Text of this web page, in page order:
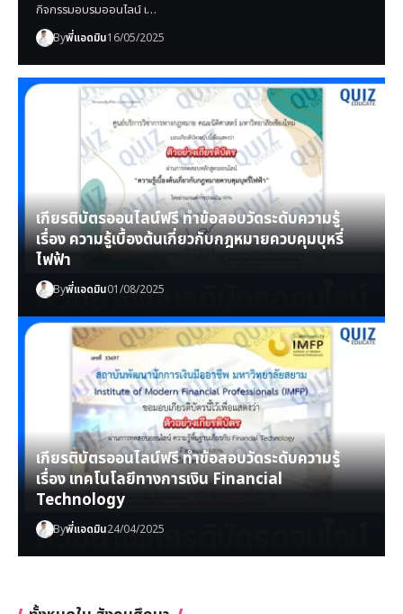
กิจกรรมอบรมออนไลน์ เ…
Byพี่แอดมิน16/05/2025
เกียรติบัตรออนไลน์ฟรี ทำข้อสอบวัดระดับความรู้
เรื่อง ความรู้เบื้องต้นเกี่ยวกับกฎหมายควบคุมบุหรี่
ไฟฟ้า
Byพี่แอดมิน01/08/2025
เกียรติบัตรออนไลน์ฟรี ทำข้อสอบวัดระดับความรู้
เรื่อง เทคโนโลยีทางการเงิน Financial
Technology
Byพี่แอดมิน24/04/2025